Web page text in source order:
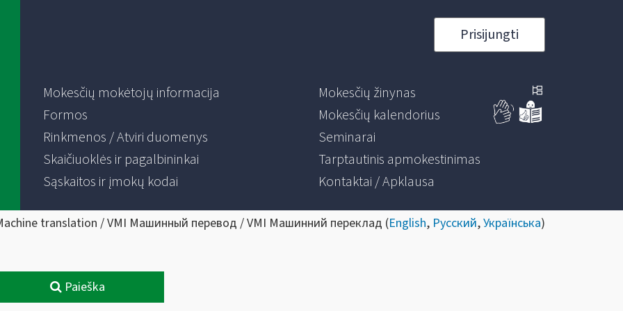
Prisijungti
Mokesčių mokėtojų informacija
Formos
Rinkmenos / Atviri duomenys
Skaičiuoklės ir pagalbininkai
Sąskaitos ir įmokų kodai
Mokesčių žinynas
Mokesčių kalendorius
Seminarai
Tarptautinis apmokestinimas
Kontaktai / Apklausa
translation / VMI Машинный перевод / VMI Машинний переклад (English, Русский,Українська)
Paieška